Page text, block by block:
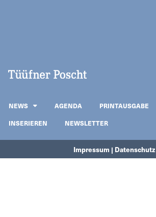
NEWS AGENDA PRINTAUSGABE
INSERIEREN
NEWSLETTER
Impressum | Datenschutz